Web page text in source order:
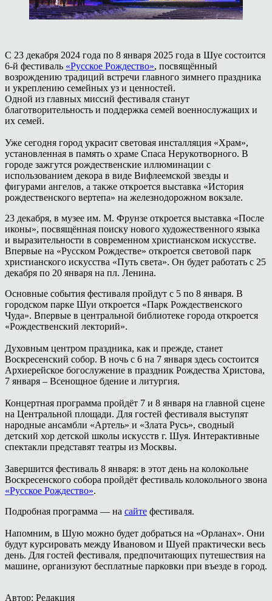
С 23 декабря 2024 года по 8 января 2025 года в Шуе состоится
6-й фестиваль «Русское Рождество», посвящённый
возрождению традиций встречи главного зимнего праздника
и укреплению семейных уз и ценностей.
Одной из главных миссий фестиваля станут
благотворительность и поддержка семей военнослужащих и
их семей.
Уже сегодня город украсит световая инсталляция «Храм»,
установленная в память о храме Спаса Нерукотворного. В
городе зажгутся рождественские иллюминации с
использованием декора в виде Вифлеемской звезды и
фигурами ангелов, а также откроется выставка «История
рождественского вертепа» на железнодорожном вокзале.
23 декабря, в музее им. М. Фрунзе откроется выставка «После
иконы», посвящённая поиску нового художественного языка
и выразительности в современном христианском искусстве.
Впервые на «Русском Рождестве» откроется световой парк
христианского искусства «Путь света». Он будет работать с 25
декабря по 20 января на пл. Ленина.
Основные события фестиваля пройдут с 5 по 8 января. В
городском парке Шуи откроется «Парк Рождественского
Чуда». Впервые в центральной библиотеке города откроется
«Рождественский лекторий».
Духовным центром праздника, как и прежде, станет
Воскресенский собор. В ночь с 6 на 7 января здесь состоится
Архиерейское богослужение в праздник Рождества Христова,
7 января – Всенощное бдение и литургия.
Концертная программа пройдёт 7 и 8 января на главной сцене
на Центральной площади. Для гостей фестиваля выступят
народные ансамбли «Артель» и «Злата Русь», сводный
детский хор детской школы искусств г. Шуя. Интерактивные
спектакли представят театры из Москвы.
Завершится фестиваль 8 января: в этот день на колокольне
Воскресенского собора пройдёт фестиваль колокольного звона
«Русское Рождество».
Подробная программа — на сайте фестиваля.
Напомним, в Шую можно будет добраться на «Орланах». Они
будут курсировать между Ивановом и Шуей практически весь
день. Для гостей фестиваля, предпочитающих путешествия на
машине, организуют бесплатные парковки при въезде в город.
Автор: Редакция